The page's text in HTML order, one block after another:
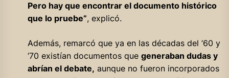
Pero hay que encontrar el documento histórico
que lo pruebe”, explicó.
Además, remarcó que ya en las décadas del ‘60 y
‘70 existían documentos que generaban dudas y
abrían el debate, aunque no fueron incorporados